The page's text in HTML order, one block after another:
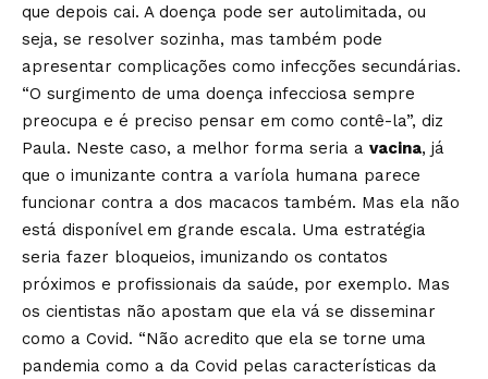
que depois cai. A doença pode ser autolimitada, ou
seja, se resolver sozinha, mas também pode
apresentar complicações como infecções secundárias.
“O surgimento de uma doença infecciosa sempre
preocupa e é preciso pensar em como contê-la”, diz
Paula. Neste caso, a melhor forma seria a vacina, já
que o imunizante contra a varíola humana parece
funcionar contra a dos macacos também. Mas ela não
está disponível em grande escala. Uma estratégia
seria fazer bloqueios, imunizando os contatos
próximos e profissionais da saúde, por exemplo. Mas
os cientistas não apostam que ela vá se disseminar
como a Covid. “Não acredito que ela se torne uma
pandemia como a da Covid pelas características da